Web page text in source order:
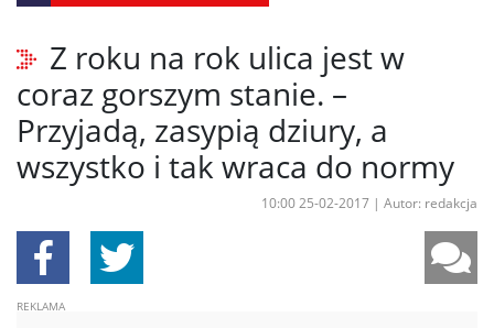
Z roku na rok ulica jest w
coraz gorszym stanie. –
Przyjadą, zasypią dziury, a
wszystko i tak wraca do normy
10:00 25-02-2017 | Autor: redakcja